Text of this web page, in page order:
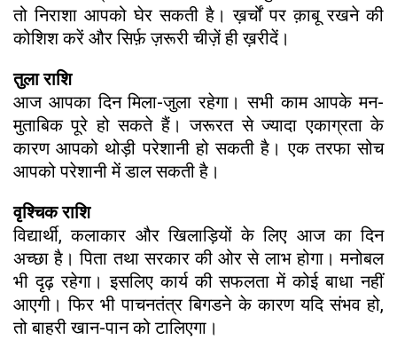
तो निराशा आपको घेर सकती है। ख़र्चों पर क़ाबू रखने की
कोशिश करें और सिर्फ़ ज़रूरी चीज़ें ही ख़रीदें।
तुला राशि
आज आपका दिन मिला-जुला रहेगा। सभी काम आपके मन-
मुताबिक पूरे हो सकते हैं। जरूरत से ज्यादा एकाग्रता के
कारण आपको थोड़ी परेशानी हो सकती है। एक तरफा सोच
आपको परेशानी में डाल सकती है।
वृश्चिक राशि
विद्यार्थी, कलाकार और खिलाड़ियों के लिए आज का दिन
अच्छा है। पिता तथा सरकार की ओर से लाभ होगा। मनोबल
भी दृढ़ रहेगा। इसलिए कार्य की सफलता में कोई बाधा नहीं
आएगी। फिर भी पाचनतंत्र बिगडने के कारण यदि संभव हो,
तो बाहरी खान-पान को टालिएगा।